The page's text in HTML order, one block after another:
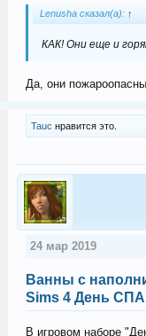
Lenusha сказал(а): ↑
КАК! Они еще и
Да, они пожароопасны
Tauc нравится это.
24 мар 2019
Ванны с
Sims 4 День СПА
В игровом наборе